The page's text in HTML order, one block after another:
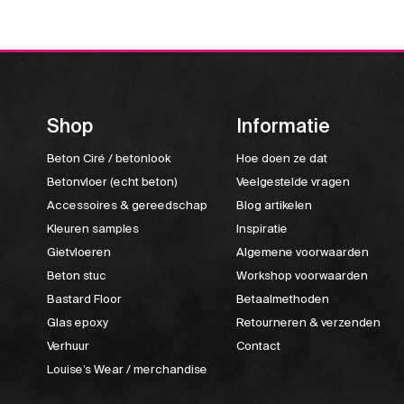
Shop
Beton Ciré / betonlook
Betonvloer (echt beton)
Accessoires & gereedschap
Kleuren samples
Gietvloeren
Beton stuc
Bastard Floor
Glas epoxy
Verhuur
Louise’s Wear / merchandise
Informatie
Hoe doen ze dat
Veelgestelde vragen
Blog artikelen
Inspiratie
Algemene voorwaarden
Workshop voorwaarden
Betaalmethoden
Retourneren & verzenden
Contact